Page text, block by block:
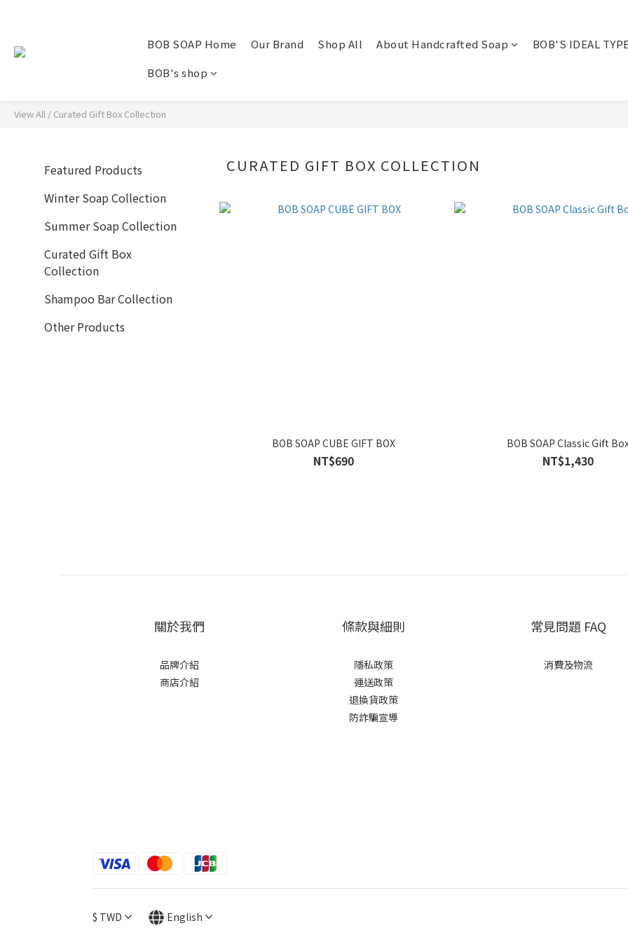
BOB SOAP Home Our Brand Shop All About Handcrafted Soap BOB'S IDEAL
BOB's shop
View All / Curated Gift Box Collection
Featured Products
Winter Soap Collection
Summer Soap Collection
Curated Gift Box
Collection
Shampoo Bar Collection
Other Products
CURATED GIFT BOX COLLECTION
BOB SOAP CUBE GIFT BOX
NT$690
BOB SOAP Classic Gift
NT$1,430
關於我們
品牌介紹
商店介紹
條款與細則
隱私政策
運送政策
退換貨政策
防詐騙宣導
常見問題 FAQ
消費及物流
$ TWD English